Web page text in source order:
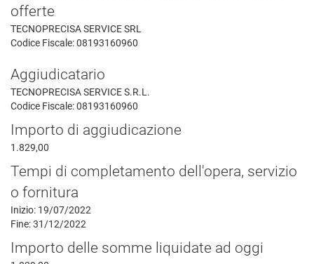
offerte
TECNOPRECISA SERVICE SRL
Codice Fiscale: 08193160960
Aggiudicatario
TECNOPRECISA SERVICE S.R.L.
Codice Fiscale: 08193160960
Importo di aggiudicazione
1.829,00
Tempi di completamento dell'opera, servizio
o fornitura
Inizio: 19/07/2022
Fine: 31/12/2022
Importo delle somme liquidate ad oggi